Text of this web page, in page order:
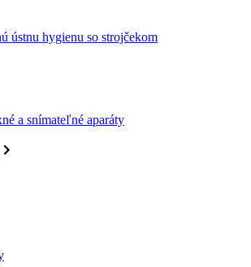
ústnu hygienu so strojčekom
a snímateľné aparáty